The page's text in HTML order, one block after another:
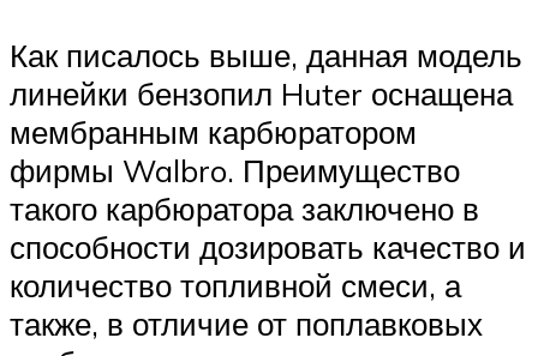
Как писалось выше, данная модель
линейки бензопил Huter оснащена
мембранным карбюратором
фирмы Walbro. Преимущество
такого карбюратора заключено в
способности дозировать качество и
количество топливной смеси, а
также, в отличие от поплавковых